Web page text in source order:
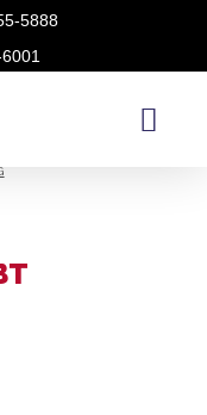
5888